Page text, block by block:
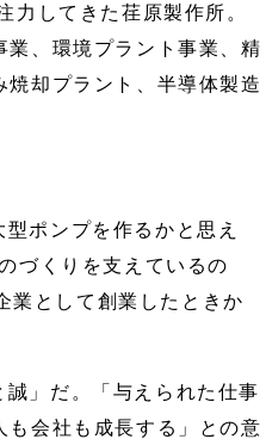
力してきた荏原製作所。
、環境プラント事業、精
却プラント、半導体製造
ポンプを作るかと思え
づくりを支えているの
業として創業したときか
」だ。「与えられた仕事
会社も成長する」との意